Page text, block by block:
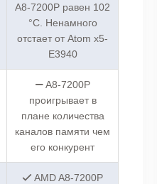
A8-7200P равен 102
°C. Ненамного
отстает от Atom x5-
E3940
A8-7200P
проигрывает в
плане количества
каналов памяти чем
его конкурент
AMD A8-7200P